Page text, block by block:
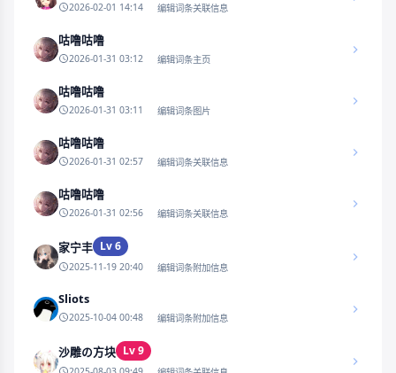
2026-02-01 14:14 编辑词条关联信息
咕噜咕噜
2026-01-31 03:12 编辑词条主页
咕噜咕噜
2026-01-31 03:11 编辑词条图片
咕噜咕噜
2026-01-31 02:57 编辑词条关联信息
咕噜咕噜
2026-01-31 02:56 编辑词条关联信息
家宁丰 Lv 6
2025-11-19 20:40 编辑词条附加信息
Sliots
2025-10-04 00:48 编辑词条附加信息
沙雕の方块 Lv 9